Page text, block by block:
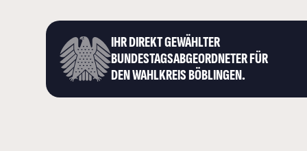
IHR DIREKT GEWÄHLTER
BUNDESTAGS­ABGEORDNETER FÜR
DEN WAHLKREIS BÖBLINGEN.